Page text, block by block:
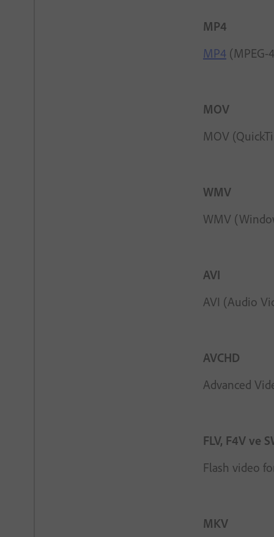
MP4
MP4 (MPEG-
MOV
MOV
WMV
WMV
AVI
AVI (Audio
AVCHD
Advanced
FLV, F4V ve
Flash video
MKV